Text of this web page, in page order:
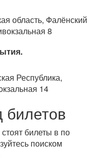
область, Фалёнский
8
Республика,
14
билеты в по
поиском